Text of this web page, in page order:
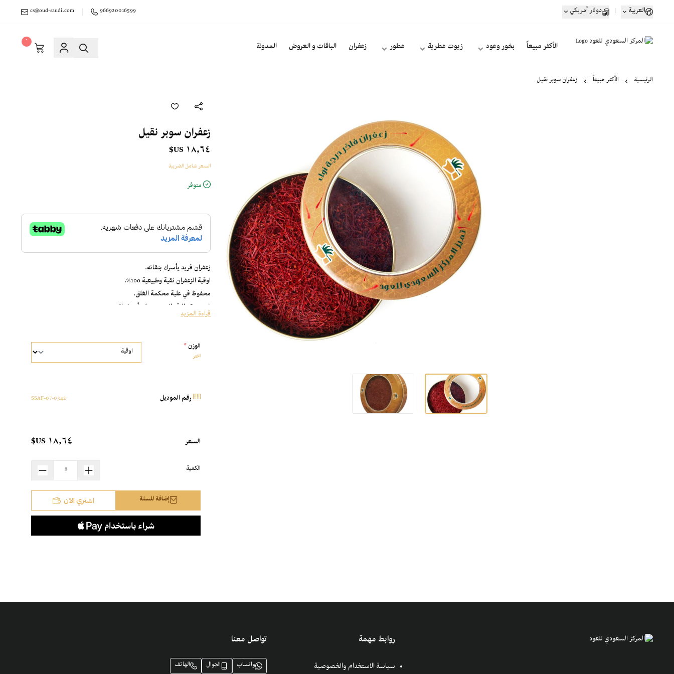
العربية | دولار أمريكي 966920016599
cs@oud-saudi.com
الأكثر مبيعاً بخور وعود زيوت عطرية عطور زعفران الباقات و العروض المدونة
٠
الرئيسية الأكثر مبيعاً زعفران سوبر نقيل
زعفران سوبر نقيل
١٨٫٦٤ US$
السعر شامل الضريبة
متوفر
زعفران فريد يأسرك بنقائه.
اوقية الزعفران نقية وطبيعية 100%.
محفوظ في علبة محكمة الغلق.
ذو جودة عالية، لا يحتوي على أي شوائب.
ذو طعم طبيعي وأصلي.
متعدد الإستخدامات.
لبان عماني حوجري.
قراءة المزيد
الوزن*
اختر
رقم الموديل 0342-SSAF-07
السعر ١٨٫٦٤ US$
الكمية
إضافة للسلة اشتري الآن
روابط مهمة
سياسة الاستخدام والخصوصية
تواصل معنا
واتساب الجوال الهاتف